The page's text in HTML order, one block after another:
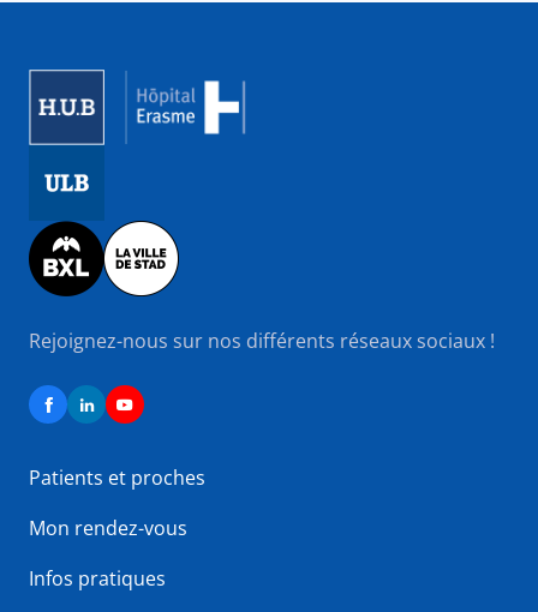
Image
Rejoignez-nous sur nos différents réseaux sociaux !
Patients et proches
Mon rendez-vous
Infos pratiques